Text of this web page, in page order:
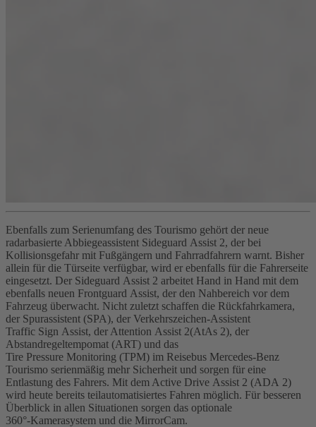
Ebenfalls zum Serienumfang des Tourismo gehört der neue
radarbasierte Abbiegeassistent Sideguard Assist 2, der bei
Kollisionsgefahr mit Fußgängern und Fahrradfahrern warnt. Bisher
allein für die Türseite verfügbar, wird er ebenfalls für die Fahrerseite
eingesetzt. Der Sideguard Assist 2 arbeitet Hand in Hand mit dem
ebenfalls neuen Frontguard Assist, der den Nahbereich vor dem
Fahrzeug überwacht. Nicht zuletzt schaffen die Rückfahrkamera,
der Spurassistent (SPA), der Verkehrszeichen-Assistent
Traffic Sign Assist, der Attention Assist 2(AtAs 2), der
Abstandregeltempomat (ART) und das
Tire Pressure Monitoring (TPM) im Reisebus Mercedes‑Benz
Tourismo serienmäßig mehr Sicherheit und sorgen für eine
Entlastung des Fahrers. Mit dem Active Drive Assist 2 (ADA 2)
wird heute bereits teilautomatisiertes Fahren möglich. Für besseren
Überblick in allen Situationen sorgen das optionale
360°‑Kamerasystem und die MirrorCam.